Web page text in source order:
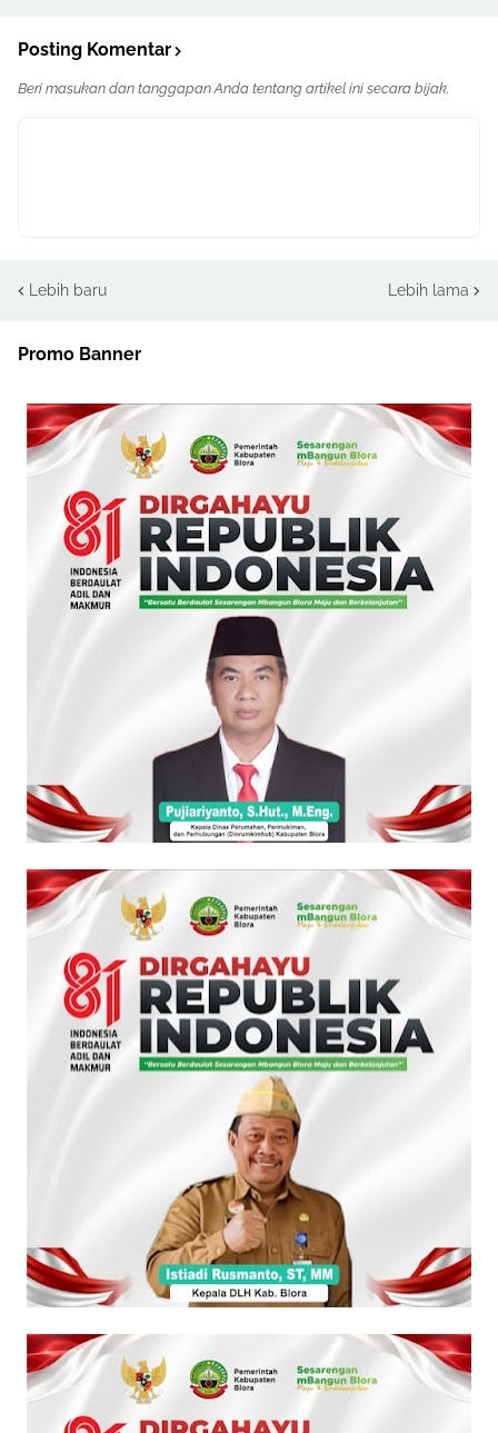
Posting Komentar
Beri masukan dan tanggapan Anda tentang artikel ini secara bijak.
Lebih baru Lebih lama
Promo Banner